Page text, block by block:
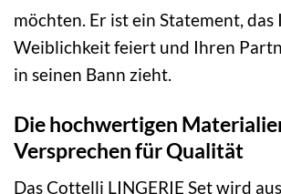
möchten. Er ist ein Statement, das
Weiblichkeit feiert und Ihren
in seinen Bann zieht.
Die hochwertigen
Versprechen für Qualität
Das Cottelli LINGERIE Set wird